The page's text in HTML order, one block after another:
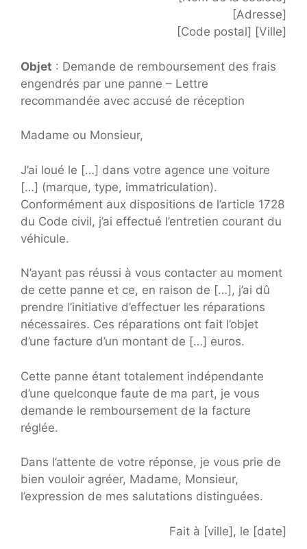
[Adresse]
[Code postal] [Ville]
Objet : Demande de remboursement des frais
engendrés par une panne – Lettre
recommandée avec accusé de réception
Madame ou Monsieur,
J’ai loué le […] dans votre agence une voiture
[…] (marque, type, immatriculation).
Conformément aux dispositions de l’article 1728
du Code civil, j’ai effectué l’entretien courant du
véhicule.
N’ayant pas réussi à vous contacter au moment
de cette panne et ce, en raison de […], j’ai dû
prendre l’initiative d’effectuer les réparations
nécessaires. Ces réparations ont fait l’objet
d’une facture d’un montant de […] euros.
Cette panne étant totalement indépendante
d’une quelconque faute de ma part, je vous
demande le remboursement de la facture
réglée.
Dans l’attente de votre réponse, je vous prie de
bien vouloir agréer, Madame, Monsieur,
l’expression de mes salutations distinguées.
Fait à [ville], le [date]